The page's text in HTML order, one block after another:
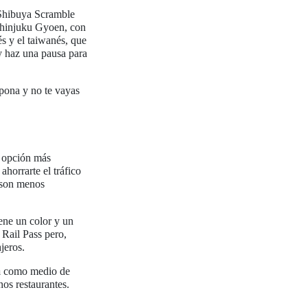
Scramble
Gyoen, con
y el taiwanés, que
una pausa para
y no te vayas
más
el tráfico
menos
un color y un
Pass pero,
como medio de
restaurantes.